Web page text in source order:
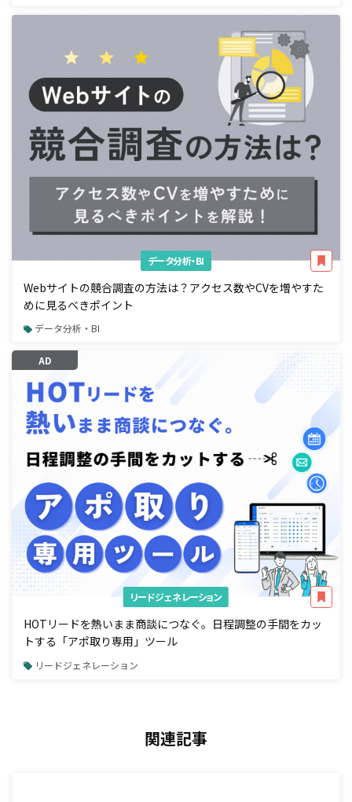
データ分析・BI
Webサイトの競合調査の方法は？アクセス数やCVを増やすた
めに見るべきポイント
データ分析・BI
AD
リードジェネレーション
HOTリードを熱いまま商談につなぐ。日程調整の手間をカッ
トする「アポ取り専用」ツール
リードジェネレーション
関連記事